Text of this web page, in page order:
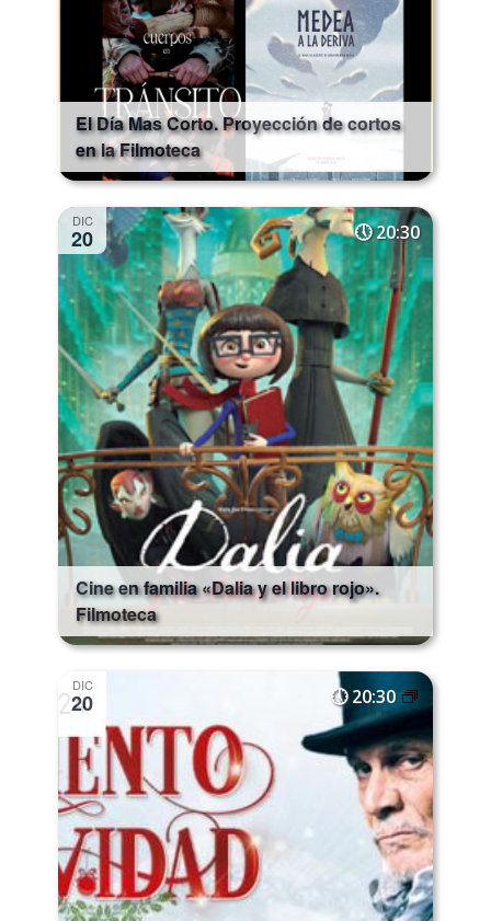
El Día Mas Corto. Proyección de cortos
en la Filmoteca
DIC
20 20:30
Cine en familia «Dalia y el libro rojo».
Filmoteca
DIC
20 20:30